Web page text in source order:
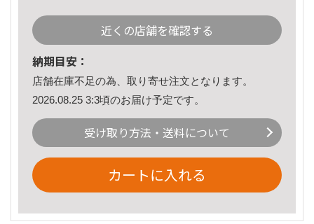
近くの店舗を確認する
納期目安：
店舗在庫不足の為、取り寄せ注文となります。
2026.08.25 3:3頃のお届け予定です。
受け取り方法・送料について
カートに入れる